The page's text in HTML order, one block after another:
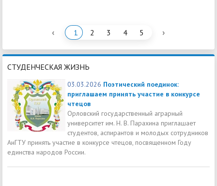
‹ 1 2 3 4 5 ›
СТУДЕНЧЕСКАЯ ЖИЗНЬ
03.03.2026 Поэтический поединок:
приглашаем принять участие в конкурсе
чтецов
Орловский государственный аграрный
университет им. Н. В. Парахина приглашает
студентов, аспирантов и молодых сотрудников
АнГТУ принять участие в конкурсе чтецов, посвященном Году
единства народов России.